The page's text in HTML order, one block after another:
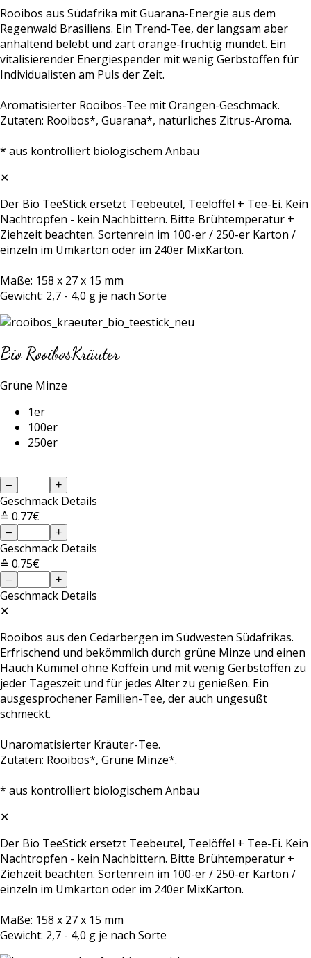
Rooibos aus Südafrika mit Guarana-Energie aus dem
Regenwald Brasiliens. Ein Trend-Tee, der langsam aber
anhaltend belebt und zart orange-fruchtig mundet. Ein
vitalisierender Energiespender mit wenig Gerbstoffen für
Individualisten am Puls der Zeit.
Aromatisierter Rooibos-Tee mit Orangen-Geschmack.
Zutaten: Rooibos*, Guarana*, natürliches Zitrus-Aroma.
* aus kontrolliert biologischem Anbau
✕
Der Bio TeeStick ersetzt Teebeutel, Teelöffel + Tee-Ei. Kein
Nachtropfen - kein Nachbittern. Bitte Brühtemperatur +
Ziehzeit beachten. Sortenrein im 100-er / 250-er Karton /
einzeln im Umkarton oder im 240er MixKarton.
Maße: 158 x 27 x 15 mm
Gewicht: 2,7 - 4,0 g je nach Sorte
Bio RooibosKräuter
Grüne Minze
1er
100er
250er
– +
Geschmack Details
≙ 0.77€
– +
Geschmack Details
≙ 0.75€
– +
Geschmack Details
✕
Rooibos aus den Cedarbergen im Südwesten Südafrikas.
Erfrischend und bekömmlich durch grüne Minze und einen
Hauch Kümmel ohne Koffein und mit wenig Gerbstoffen zu
jeder Tageszeit und für jedes Alter zu genießen. Ein
ausgesprochener Familien-Tee, der auch ungesüßt
schmeckt.
Unaromatisierter Kräuter-Tee.
Zutaten: Rooibos*, Grüne Minze*.
* aus kontrolliert biologischem Anbau
✕
Der Bio TeeStick ersetzt Teebeutel, Teelöffel + Tee-Ei. Kein
Nachtropfen - kein Nachbittern. Bitte Brühtemperatur +
Ziehzeit beachten. Sortenrein im 100-er / 250-er Karton /
einzeln im Umkarton oder im 240er MixKarton.
Maße: 158 x 27 x 15 mm
Gewicht: 2,7 - 4,0 g je nach Sorte